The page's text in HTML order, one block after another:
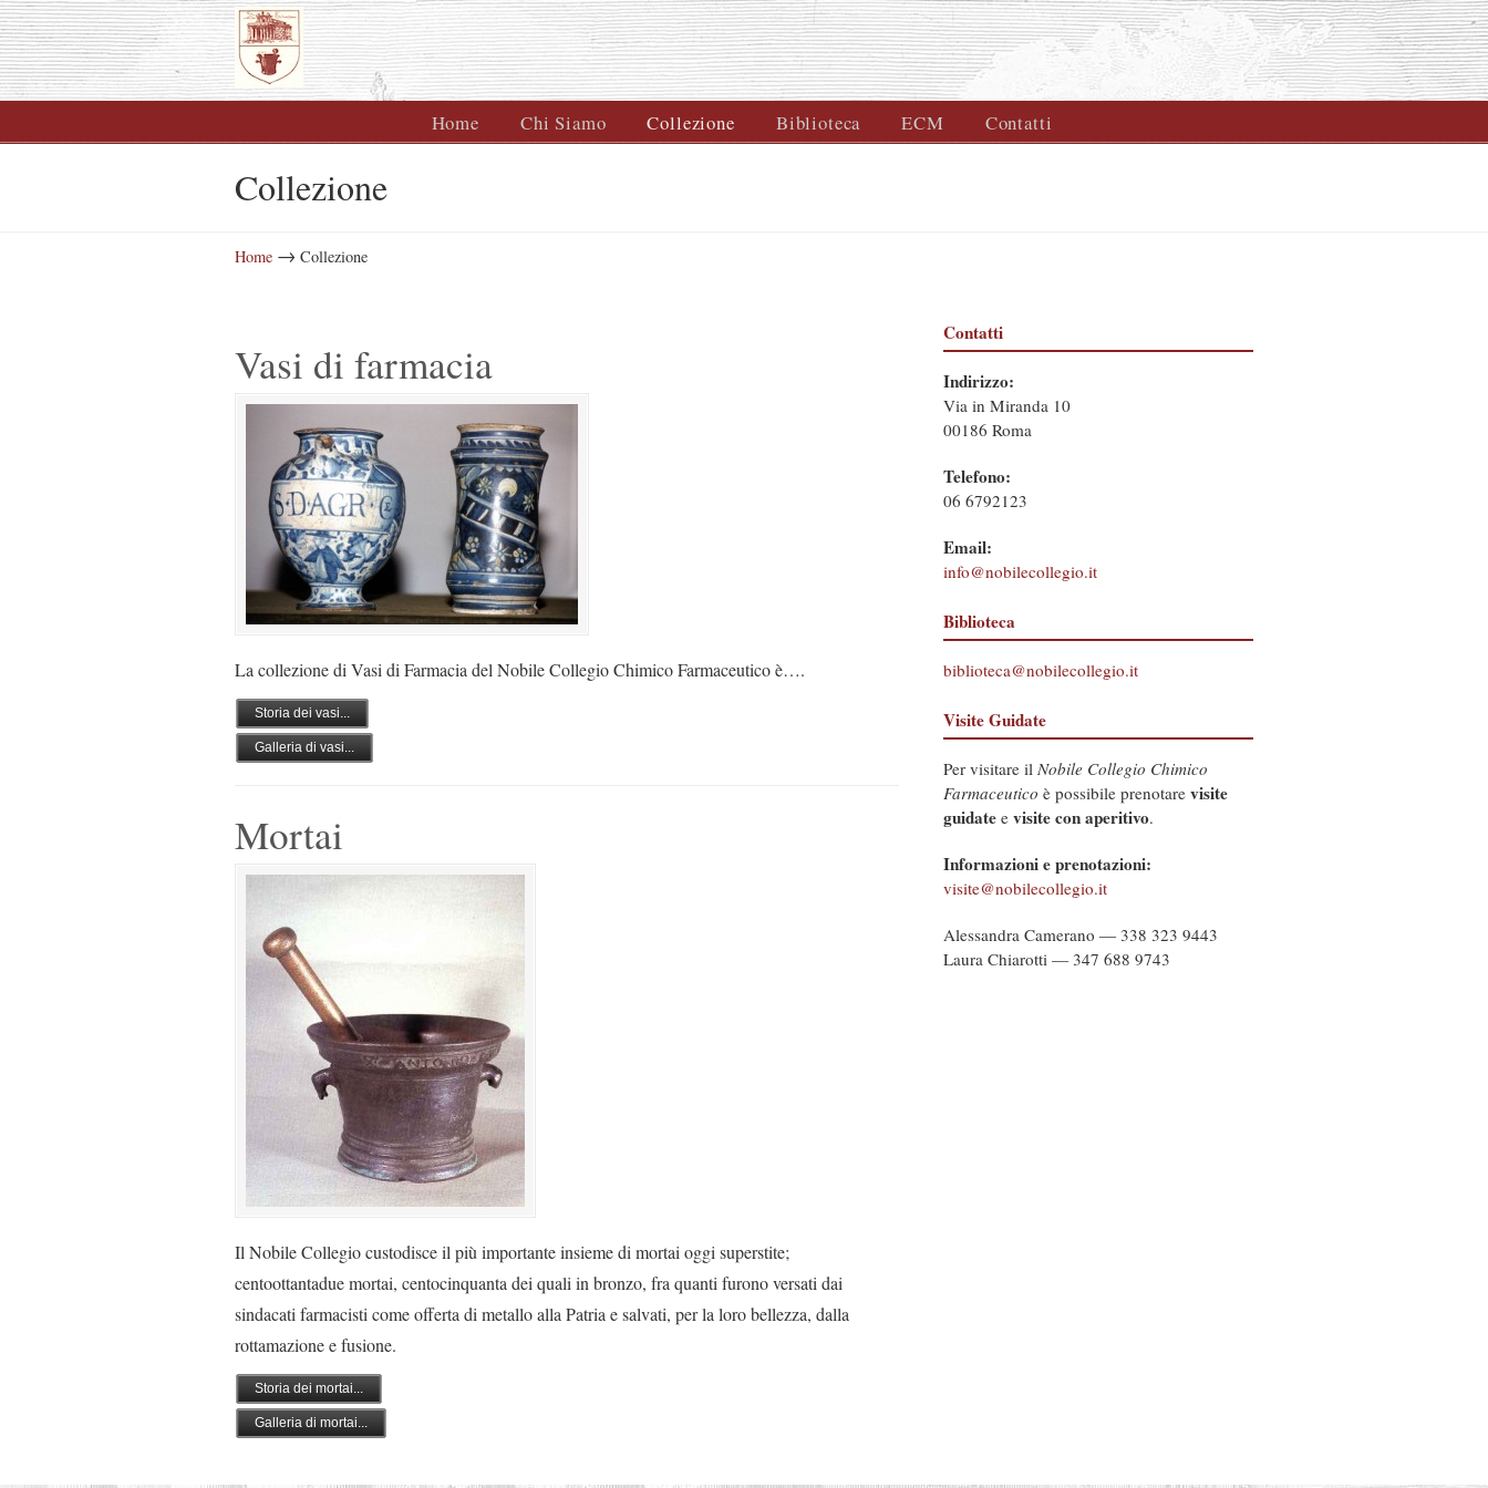
Home Chi Siamo Collezione Biblioteca ECM Contatti
Navigazione
Collezione
Home → Collezione
Vasi di farmacia
La collezione di Vasi di Farmacia del Nobile Collegio Chimico Farmaceutico è….
Storia dei vasi...
Galleria di vasi...
Mortai
Il Nobile Collegio custodisce il più importante insieme di mortai oggi superstite;
centoottantadue mortai, centocinquanta dei quali in bronzo, fra quanti furono versati dai
sindacati farmacisti come offerta di metallo alla Patria e salvati, per la loro bellezza, dalla
rottamazione e fusione.
Storia dei mortai...
Galleria di mortai...
Contatti
Indirizzo:
Via in Miranda 10
00186 Roma
Telefono:
06 6792123
Email:
info@nobilecollegio.it
Biblioteca
biblioteca@nobilecollegio.it
Visite Guidate
Per visitare il Nobile Collegio Chimico
Farmaceutico è possibile prenotare visite
guidate e visite con aperitivo.
Informazioni e prenotazioni:
visite@nobilecollegio.it
Alessandra Camerano — 338 323 9443
Laura Chiarotti — 347 688 9743